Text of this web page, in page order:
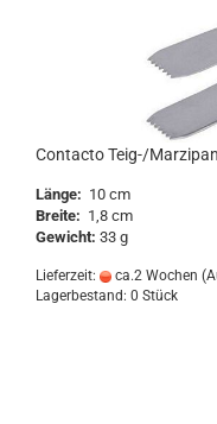
Contacto Teig-/
Länge: 10 cm
Breite: 1,8 cm
Gewicht: 33 g
Lieferzeit: ca.2 Wochen
Lagerbestand: 0 Stück